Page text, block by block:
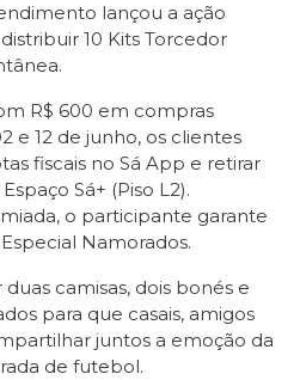
lançou a ação
10 Kits Torcedor
R$ 600 em compras
e 12 de junho, os clientes
fiscais no Sá App e retirar
Sá+ (Piso L2).
o participante garante
Namorados.
camisas, dois bonés e
para que casais, amigos
juntos a emoção da
de futebol.